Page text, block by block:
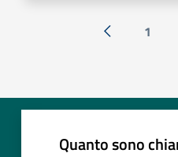
« Precedente
1
Quanto sono